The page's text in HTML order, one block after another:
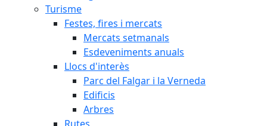
Turisme
Festes, fires i mercats
Mercats setmanals
Esdeveniments anuals
Llocs d'interès
Parc del Falgar i la Verneda
Edificis
Arbres